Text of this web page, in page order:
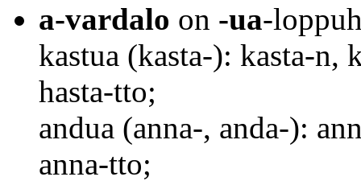
a-vardalo on -ua-
kastua (kasta-): kasta-n,
hasta-tto;
andua (anna-, anda-):
anna-tto;